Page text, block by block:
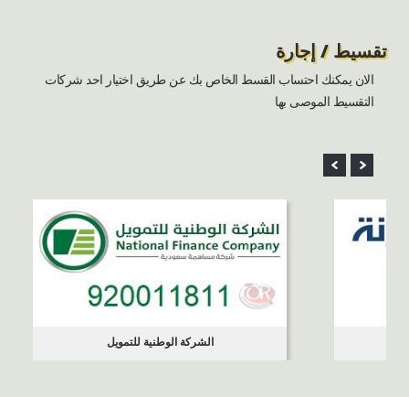
تقسيط / إجارة
الان يمكنك احتساب القسط الخاص بك عن طريق اختيار احد شركات
التقسيط الموصى بها
الشركة الوطنية للتمويل